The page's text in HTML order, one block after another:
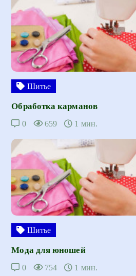
Шитье
Обработка карманов
0 659 1 мин.
Шитье
Мода для юношей
0 754 1 мин.